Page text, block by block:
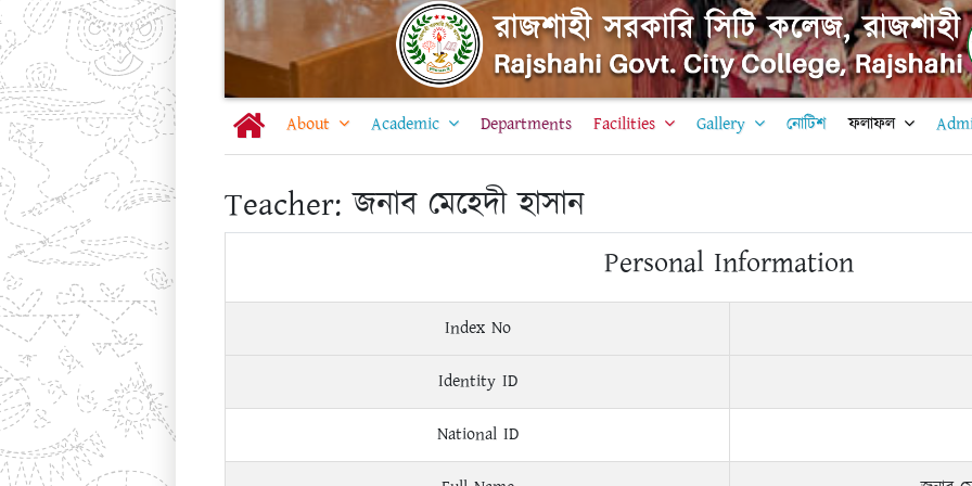
About Academic Departments Facilities Gallery নোটিশ ফলাফল
Teacher:জনাব মেহেদী হাসান
Personal Information
Index No
Identity ID
National ID